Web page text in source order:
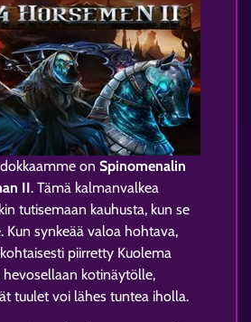
on Spinomenalin
II. Tämä kalmanvalkea
tutisemaan kauhusta, kun se
Kun synkeää valoa hohtava,
piirretty Kuolema
hevosellaan kotinäytölle,
tuulet voi lähes tuntea iholla.